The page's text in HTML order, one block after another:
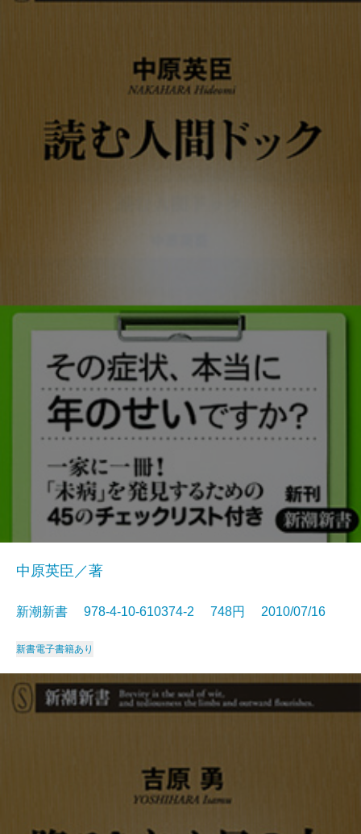
中原英臣／著
新潮新書 978-4-10-610374-2 748円 2010/07/16
新書電子書籍あり